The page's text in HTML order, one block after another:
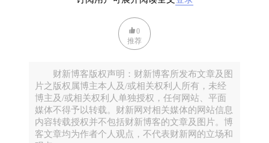
今年1月，我写了一篇文章《 谁说发钱没用？韩国新生
》提到：韩国2024年出生人口止跌回升，
有以下几个原因：
一是过去生育高峰时期出生的人口进入婚育期。1991
—1995年，韩国经历了一次生育高峰，每年出生人口
达到70万左右。到2024年，这批在生育高峰时期出生
的人口陆续进入结婚和生育年龄。
0
推荐
财新博客版权声明：财新博客所发布文章及图
片之版权属博主本人及/或相关权利人所有，未经
博主及/或相关权利人单独授权，任何网站、平面
媒体不得予以转载。财新网对相关媒体的网站信息
内容转载授权并不包括财新博客的文章及图片。博
客文章均为作者个人观点，不代表财新网的立场和